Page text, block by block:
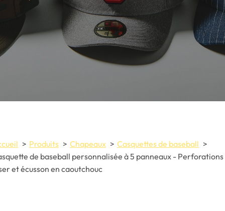
Produits Chapeaux
Casquettes de baseball
de baseball personnalisée à 5 panneaux - Perforations
et écusson en caoutchouc